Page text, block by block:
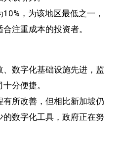
，为该地区最低之一，
注重成本的投资者。
、数字化基础设施先进，监
分便捷。
有所改善，但相比新加坡仍
数字化工具，政府正在努